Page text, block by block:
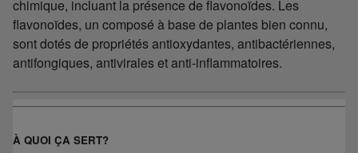
chimique, incluant la présence de flavonoïdes. Les
flavonoïdes, un composé à base de plantes bien connu,
sont dotés de propriétés antioxydantes, antibactériennes,
antifongiques, antivirales et anti-inflammatoires.
À QUOI ÇA SERT?